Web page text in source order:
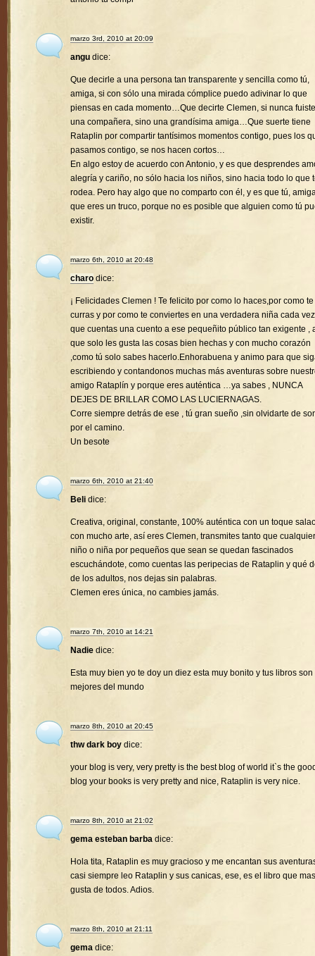
marzo 3rd, 2010 at 20:09
angu dice:
Que decirle a una persona tan transparente y sencilla como tú,
amiga, si con sólo una mirada cómplice puedo adivinar lo que
piensas en cada momento…Que decirte Clemen, si nunca fuiste
una compañera, sino una grandísima amiga…Que suerte tiene
Rataplin por compartir tantísimos momentos contigo, pues los
pasamos contigo, se nos hacen cortos…
En algo estoy de acuerdo con Antonio, y es que desprendes
alegría y cariño, no sólo hacia los niños, sino hacia todo lo que
rodea. Pero hay algo que no comparto con él, y es que tú,
que eres un truco, porque no es posible que alguien como tú
existir.
marzo 6th, 2010 at 20:48
charo dice:
¡ Felicidades Clemen ! Te felicito por como lo haces,por como
curras y por como te conviertes en una verdadera niña cada vez
que cuentas una cuento a ese pequeñito público tan exigente ,
que solo les gusta las cosas bien hechas y con mucho corazón
,como tú solo sabes hacerlo.Enhorabuena y animo para que
escribiendo y contandonos muchas más aventuras sobre
amigo Rataplín y porque eres auténtica …ya sabes , NUNCA
DEJES DE BRILLAR COMO LAS LUCIERNAGAS.
Corre siempre detrás de ese , tú gran sueño ,sin olvidarte de
por el camino.
Un besote
marzo 6th, 2010 at 21:40
Beli dice:
Creativa, original, constante, 100% auténtica con un toque
con mucho arte, así eres Clemen, transmites tanto que cualquier
niño o niña por pequeños que sean se quedan fascinados
escuchándote, como cuentas las peripecias de Rataplin y qué
de los adultos, nos dejas sin palabras.
Clemen eres única, no cambies jamás.
marzo 7th, 2010 at 14:21
Nadie dice:
Esta muy bien yo te doy un diez esta muy bonito y tus libros son
mejores del mundo
marzo 8th, 2010 at 20:45
thw dark boy dice:
your blog is very, very pretty is the best blog of world it`s the
blog your books is very pretty and nice, Rataplin is very nice.
marzo 8th, 2010 at 21:02
gema esteban barba dice:
Hola tita, Rataplin es muy gracioso y me encantan sus
casi siempre leo Rataplin y sus canicas, ese, es el libro que
gusta de todos. Adios.
marzo 8th, 2010 at 21:11
gema dice: